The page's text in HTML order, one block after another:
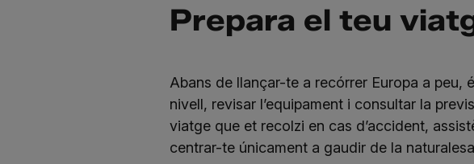
Prepara el teu
Abans de llançar-te a recórrer Europa a peu,
nivell, revisar l’equipament i consultar la
viatge que et recolzi en cas d’accident,
centrar-te únicament a gaudir de la naturalesa